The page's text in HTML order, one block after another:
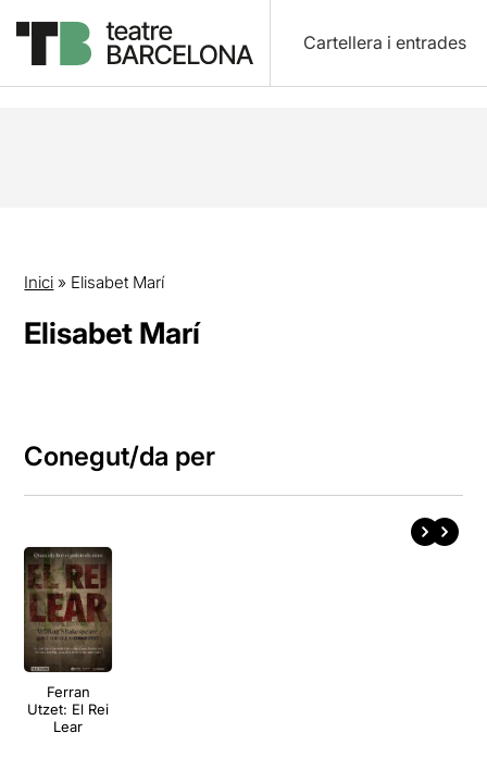
Cartellera i entrades
Inici » Elisabet Marí
Elisabet Marí
Conegut/da per
Ferran
Utzet: El Rei
Lear